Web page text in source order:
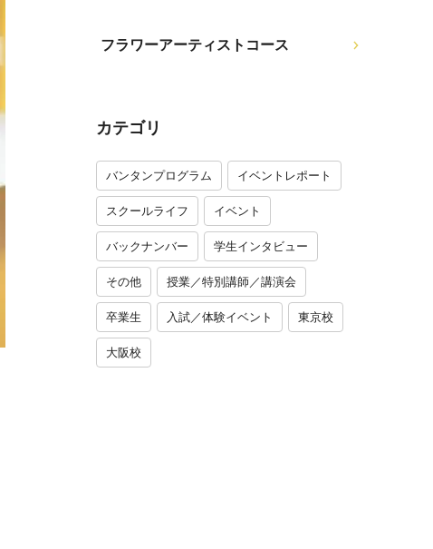
フラワーアーティストコース
カテゴリ
バンタンプログラム イベントレポート
スクールライフ イベント
バックナンバー 学生インタビュー
その他 授業／特別講師／講演会
卒業生 入試／体験イベント 東京校
大阪校